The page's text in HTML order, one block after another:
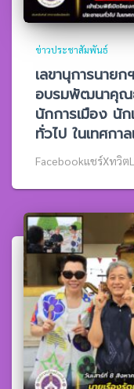
ข่าวประชาสัมพันธ์
เลขานุการนาย
อบรมพัฒนาคุณ
นักการเมือง นั
ทั่วไป ในเทศกา
Facebookแชร์Xทวิต